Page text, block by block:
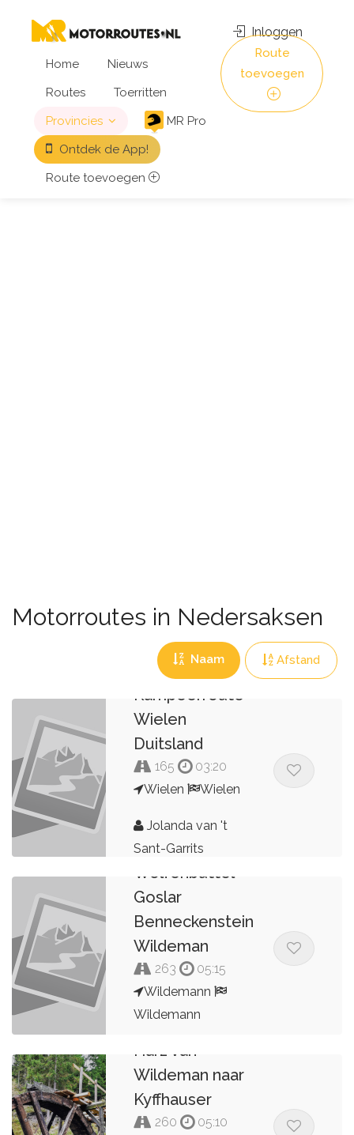
Home
Nieuws
Routes
Toerritten
Provincies
MR Pro
Ontdek de App!
Route toevoegen
Inloggen
Route
toevoegen
Motorroutes in Nedersaksen
Naam Afstand
Kampeerroute
Wielen
Duitsland
165
03:20
Wielen
Wielen
Jolanda van 't
Sant-Garrits
Harz Wildeman
Wolfenbuttel
Goslar
Benneckenstein
Wildeman
263
05:15
Wildemann
Wildemann
Bert Peters
Harz van
Wildeman naar
Kyffhauser
260
05:10